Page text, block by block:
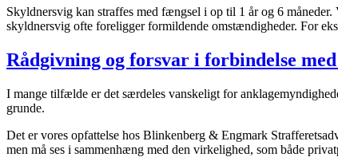
Skyldnersvig kan straffes med fængsel i op til 1 år og 6
skyldnersvig ofte foreligger formildende omstændigheder. For
Rådgivning og forsvar i forbindelse
I mange tilfælde er det særdeles vanskeligt for
grunde.
Det er vores opfattelse hos Blinkenberg & Engmark
men må ses i sammenhæng med den virkelighed, som både